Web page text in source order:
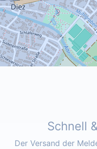
Schnell
Der Versand der